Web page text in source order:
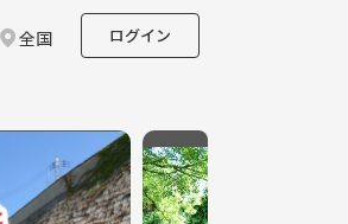
全国 ログイン